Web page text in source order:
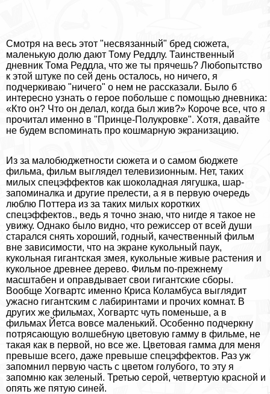
Смотря на весь этот "несвязанный" бред сюжета,
маленькую долю дают Тому Реддлу. Таинственный
дневник Тома Реддла, что же ты прячешь? Любопытство
к этой штуке по сей день осталось, но ничего, я
подчеркиваю "ничего" о нем не рассказали. Было б
интересно узнать о герое побольше с помощью дневника:
«Кто он? Что он делал, когда был жив?» Короче все, что я
прочитал именно в "Принце-Полукровке". Хотя, давайте
не будем вспоминать про кошмарную экранизацию.
Из за малобюджетности сюжета и о самом бюджете
фильма, фильм выглядел телевизионным. Нет, таких
милых спецэффектов как шоколадная лягушка, шар-
запоминалка и другие прелести, а я в первую очередь
люблю Поттера из за таких милых коротких
спецэффектов., ведь я точно знаю, что нигде я такое не
увижу. Однако было видно, что режиссер от всей души
старался снять хороший, годный, качественный фильм
вне зависимости, что на экране кукольный паук,
кукольная гигантская змея, кукольные живые растения и
кукольное древнее дерево. Фильм по-прежнему
масштабен и оправдывает свои гигантские сборы.
Вообще Хогвартс именно Криса Коламбуса выглядит
ужасно гигантским с лабиринтами и прочих комнат. В
других же фильмах, Хогвартс чуть поменьше, а в
фильмах Йетса вовсе маленький. Особенно подчеркну
потрясающую волшебную цветовую гамму в фильме, не
такая как в первой, но все же. Цветовая гамма для меня
превыше всего, даже превыше спецэффектов. Раз уж
запомнил первую часть с цветом гoлyбого, то эту я
запомню как зеленый. Третью серой, четвертую красной и
опять же пятую синей.